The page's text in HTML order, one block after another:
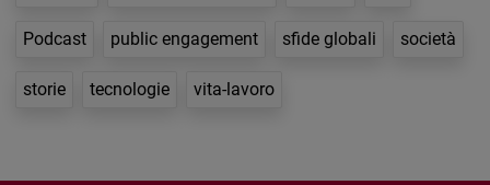
Podcast public engagement sfide globali società
storie tecnologie vita-lavoro